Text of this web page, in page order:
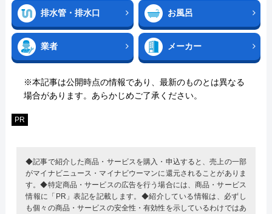
排水管・排水口 お風呂
業者 メーカー
※本記事は公開時点の情報であり、最新のものとは異なる
場合があります。あらかじめご了承ください。
PR
◆記事で紹介した商品・サービスを購入・申込すると、売上の一部
がマイナビニュース・マイナビウーマンに還元されることがありま
す。◆特定商品・サービスの広告を行う場合には、商品・サービス
情報に「PR」表記を記載します。◆紹介している情報は、必ずし
も個々の商品・サービスの安全性・有効性を示しているわけではあ